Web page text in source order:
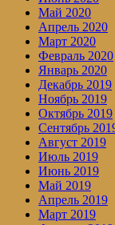
Май 2020
Апрель 2020
Март 2020
Февраль 2020
Январь 2020
Декабрь 2019
Ноябрь 2019
Октябрь 2019
Сентябрь
Август 2019
Июль 2019
Июнь 2019
Май 2019
Апрель 2019
Март 2019